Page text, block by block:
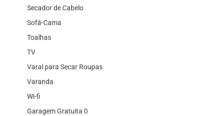
Secador de Cabelo
Sofá-Cama
Toalhas
TV
Varal para Secar Roupas
Varanda
Wi-fi
Garagem Gratuita 0